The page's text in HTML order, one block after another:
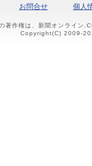
お問合せ 個人
著作権は、新聞オンライン
Copyright(C) 2009-